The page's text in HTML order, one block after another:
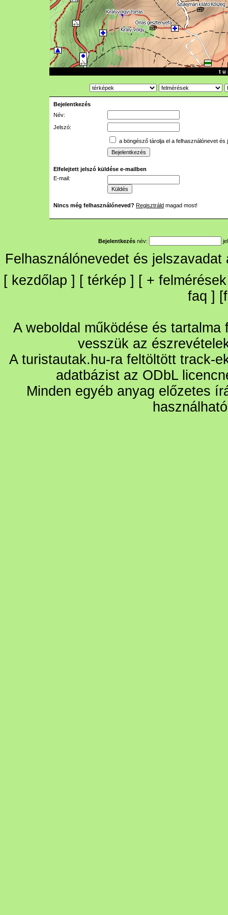
t u
Bejelentkezés
Név:
Jelszó:
a böngésző tárolja el a felhasználónevet és
Elfelejtett jelszó küldése e-mailben
E-mail:
Nincs még felhasználóneved? Regisztráld magad most!
Bejelentkezés név:
Felhasználónevedet és
[ kezdőlap ] [ térkép ] [ + felmérések
faq ] [
A weboldal működése és
vesszük az
A turistautak.hu-ra feltöltött track-
adatbázist az ODbL
Minden egyéb anyag előzetes